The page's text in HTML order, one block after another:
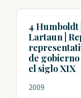
4 Humboldt
Lartaun |
de
el siglo XIX
2009